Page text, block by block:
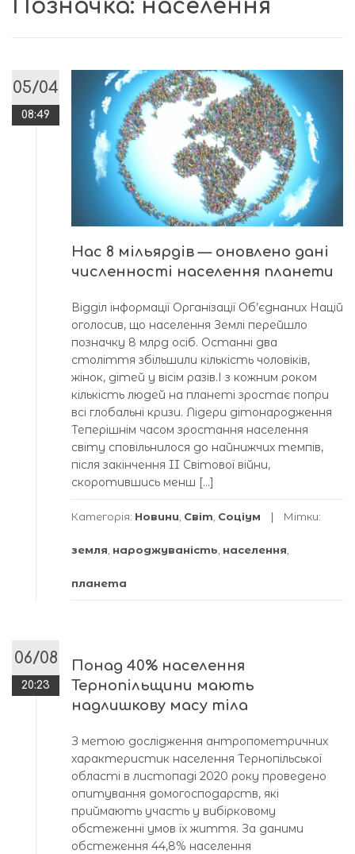
Позначка: населення
05/04
08:49
Нас 8 мільярдів — оновлено дані
численності населення планети
Відділ інформації Організації Об’єднаних Націй
оголосив, що населення Землі перейшло
позначку 8 млрд осіб. Останні два
століття збільшили кількість чоловіків,
жінок, дітей у вісім разів.І з кожним роком
кількість людей на планеті зростає попри
всі глобальні кризи. Лідери дітонародження
Теперішнім часом зростання населення
світу сповільнилося до найнижчих темпів,
після закінчення II Світової війни,
скоротившись менш […]
Категорія: Новини Світ Соціум Мітки:
земля народжуваність населення
планета
06/08
20:23
Понад 40% населення
Тернопільщини мають
надлишкову масу тіла
З метою дослідження антропометричних
характеристик населення Тернопільської
області в листопаді 2020 року проведено
опитування домогосподарств, які
приймають участь у вибірковому
обстеженні умов їх життя. За даними
обстеження 44,8% населення